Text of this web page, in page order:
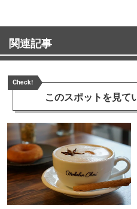
関連記事
Check!
このスポットを見て